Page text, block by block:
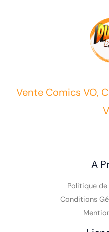
Vente Comics VO,
A
Politique
Conditions